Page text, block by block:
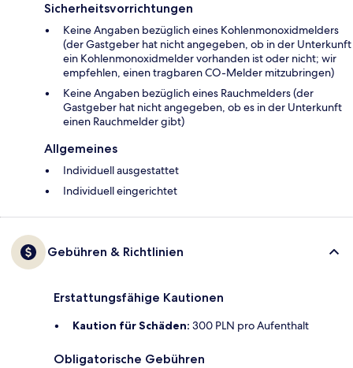
Sicherheitsvorrichtungen
Keine Angaben bezüglich eines Kohlenmonoxidmelders
(der Gastgeber hat nicht angegeben, ob in der Unterkunft
ein Kohlenmonoxidmelder vorhanden ist oder nicht; wir
empfehlen, einen tragbaren CO-Melder mitzubringen)
Keine Angaben bezüglich eines Rauchmelders (der
Gastgeber hat nicht angegeben, ob es in der Unterkunft
einen Rauchmelder gibt)
Allgemeines
Individuell ausgestattet
Individuell eingerichtet
Gebühren & Richtlinien
Erstattungsfähige Kautionen
Kaution für Schäden: 300 PLN pro Aufenthalt
Obligatorische Gebühren